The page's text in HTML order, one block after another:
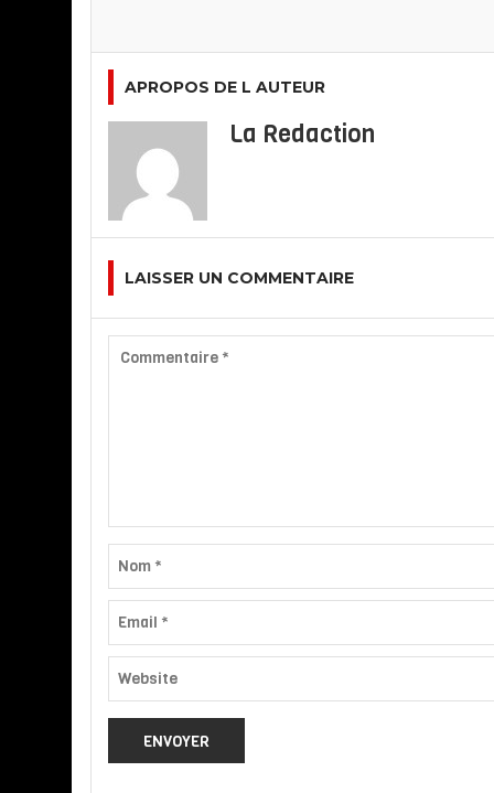
APROPOS DE L AUTEUR
La Redaction
LAISSER UN COMMENTAIRE